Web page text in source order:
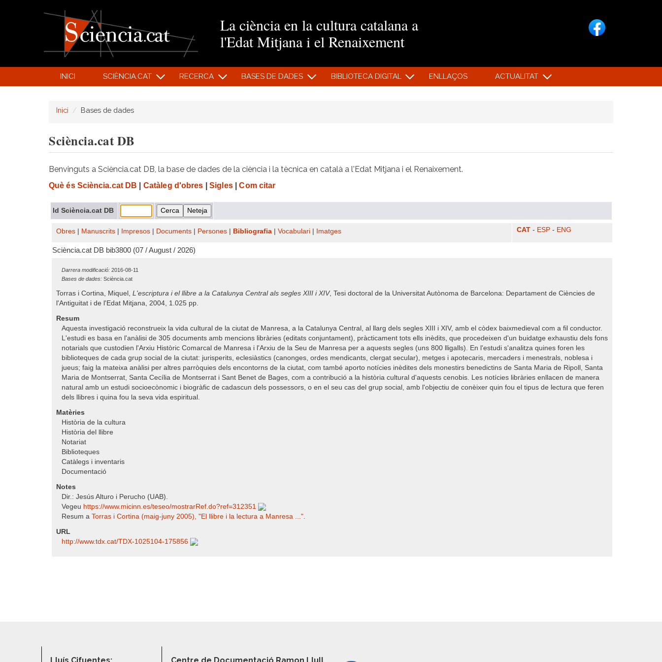
La ciència en la cultura catalana a
l'Edat Mitjana i el Renaixement
INICI SCIÈNCIA.CAT RECERCA BASES DE DADES BIBLIOTECA DIGITAL ENLLAÇOS ACTUALITAT
Inici Bases de dades
Sciència.cat DB
Benvinguts a Sciència.cat DB, la base de dades de la ciència i la tècnica en català a l'Edat Mitjana i el Renaixement.
Què és Sciència.cat DB Catàleg d'obres Sigles| Com citar
Id Sciència.cat DB
Obres Manuscrits Impresos Documents Persones Bibliografia Vocabulari Imatges CAT - ESP - ENG
Sciència.cat DB bib3800 (07 / August / 2026)
Darrera modificació: 2016-08-11
Bases de dades: Sciència.cat
Torras i Cortina, Miquel, L'escriptura i el llibre a la Catalunya Central als segles XIII i XIV, Tesi doctoral de la Universitat Autònoma de Barcelona: Departament de Ciències de
l'Antiguitat i de l'Edat Mitjana, 2004, 1.025 pp.
Resum
Aquesta investigació reconstrueix la vida cultural de la ciutat de Manresa, a la Catalunya Central, al llarg dels segles XIII i XIV, amb el còdex baixmedieval com a fil conductor.
L'estudi es basa en l'anàlisi de 305 documents amb mencions libràries (editats conjuntament), pràcticament tots ells inèdits, que procedeixen d'un buidatge exhaustiu dels fons
notarials que custodien l'Arxiu Històric Comarcal de Manresa i l'Arxiu de la Seu de Manresa per a aquests segles (uns 800 lligalls). En l'estudi s'analitza quines foren les
biblioteques de cada grup social de la ciutat: jurisperits, eclesiàstics (canonges, ordes mendicants, clergat secular), metges i apotecaris, mercaders i menestrals, noblesa i
jueus; faig la mateixa anàlisi per altres parròquies dels encontorns de la ciutat, com també aporto notícies inèdites dels monestirs benedictins de Santa Maria de Ripoll, Santa
Maria de Montserrat, Santa Cecília de Montserrat i Sant Benet de Bages, com a contribució a la història cultural d'aquests cenobis. Les notícies libràries enllacen de manera
natural amb un estudi socioecònomic i biogràfic de cadascun dels possessors, o en el seu cas del grup social, amb l'objectiu de conèixer quin fou el tipus de lectura que feren
dels llibres i quina fou la seva vida espiritual.
Matèries
Història de la cultura
Història del llibre
Notariat
Biblioteques
Catàlegs i inventaris
Documentació
Notes
Dir.: Jesús Alturo i Perucho (UAB).
Vegeu https:/​/​www.micinn.es/​teseo/​mostrarRef.do?ref=312351
Resum a Torras i Cortina (maig-juny 2005), "El llibre i la lectura a Manresa ...".
URL
http:/​/​www.tdx.cat/​TDX-1025104-175856